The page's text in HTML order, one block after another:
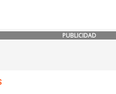
PUBLICIDAD